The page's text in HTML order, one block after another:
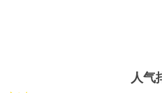
人气